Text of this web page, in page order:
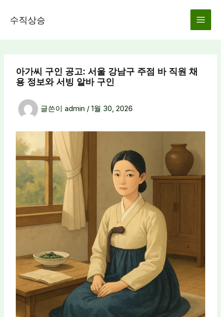
수직상승
아가씨 구인 공고: 서울 강남구 주점 바 직원 채
용 정보와 서빙 알바 구인
글쓴이 admin / 1월 30, 2026